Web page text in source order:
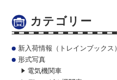
カテゴリー
新入荷情報（トレインブックス）
形式写真
電気機関車